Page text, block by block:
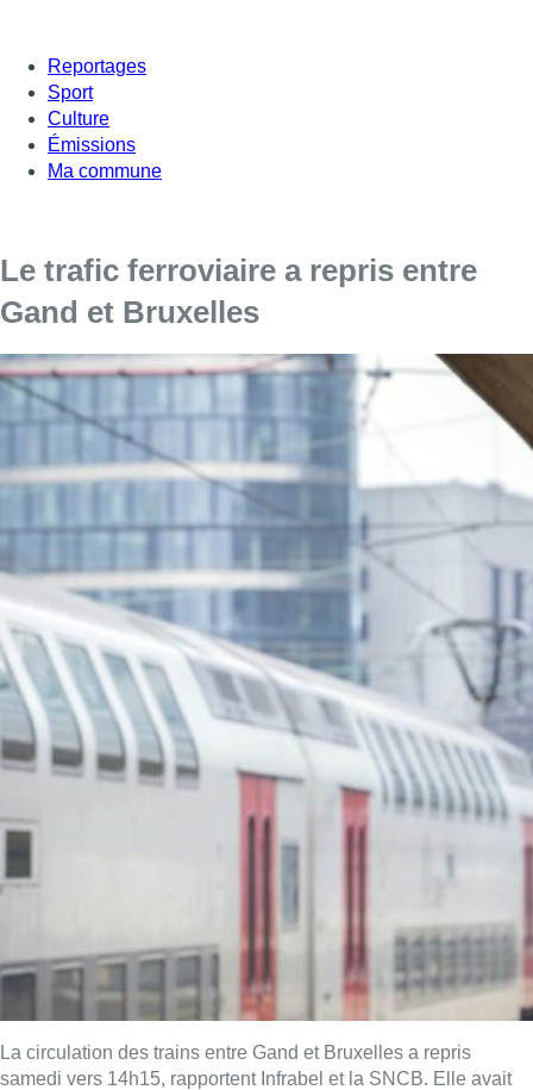
Reportages
Sport
Culture
Émissions
Ma commune
Le trafic ferroviaire a repris entre
Gand et Bruxelles
La circulation des trains entre Gand et Bruxelles a repris
samedi vers 14h15, rapportent Infrabel et la SNCB. Elle avait